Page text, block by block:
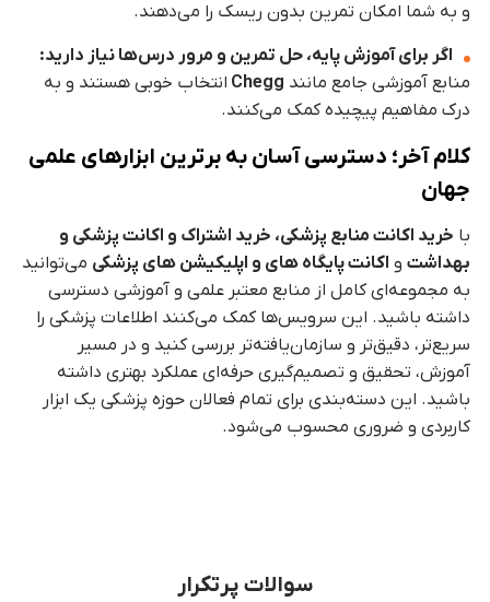
و به شما امکان تمرین بدون ریسک را می‌دهند.
اگر برای آموزش پایه، حل تمرین و مرور درس‌ها نیاز دارید:
منابع آموزشی جامع مانند Chegg انتخاب خوبی هستند و به
درک مفاهیم پیچیده کمک می‌کنند.
کلام آخر؛ دسترسی آسان به برترین ابزارهای علمی
جهان
با خرید اکانت منابع پزشکی، خرید اشتراک و اکانت پزشکی و
بهداشتو اکانت پایگاه های و اپلیکیشن های پزشکی می‌توانید
به مجموعه‌ای کامل از منابع معتبر علمی و آموزشی دسترسی
داشته باشید. این سرویس‌ها کمک می‌کنند اطلاعات پزشکی را
سریع‌تر، دقیق‌تر و سازمان‌یافته‌تر بررسی کنید و در مسیر
آموزش، تحقیق و تصمیم‌گیری حرفه‌ای عملکرد بهتری داشته
باشید. این دسته‌بندی برای تمام فعالان حوزه پزشکی یک ابزار
کاربردی و ضروری محسوب می‌شود.
سوالات پرتکرار